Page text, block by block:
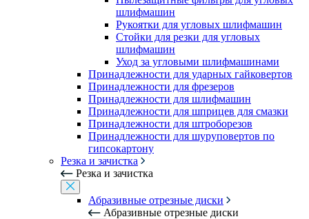
шлифмашин
Рукоятки для угловых шлифмашин
Стойки для резки для угловых
шлифмашин
Уход за угловыми шлифмашинами
Принадлежности для ударных гайковертов
Принадлежности для фрезеров
Принадлежности для шлифмашин
Принадлежности для шприцев для смазки
Принадлежности для штроборезов
Принадлежности для шуруповертов по
гипсокартону
Резка и зачистка
Резка и зачистка
Абразивные отрезные диски
Абразивные отрезные диски